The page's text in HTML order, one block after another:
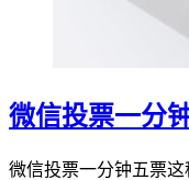
微信投票一分
微信投票一分钟五票